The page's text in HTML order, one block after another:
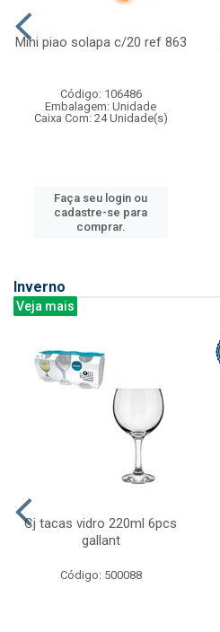
Mini piao solapa c/20 ref 863
Código: 106486
Embalagem: Unidade
Caixa Com: 24 Unidade(s)
Faça seu login ou
cadastre-se para
comprar.
Inverno
Veja mais
Cj tacas vidro 220ml 6pcs
gallant
Código: 500088